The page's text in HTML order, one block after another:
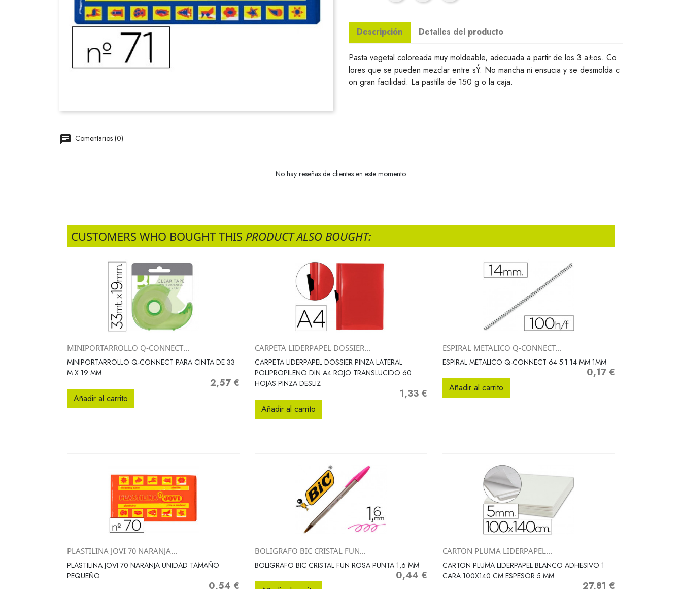
Descripción Detalles del producto
Pasta vegetal coloreada muy moldeable, adecuada a partir de los 3 a±os. Co
lores que se pueden mezclar entre sÝ. No mancha ni ensucia y se desmolda c
on gran facilidad. La pastilla de 150 g o la caja.
Comentarios (0)
No hay reseñas de clientes en este momento.
CUSTOMERS WHO BOUGHT THIS PRODUCT ALSO BOUGHT:
 Vista rápida
MINIPORTARROLLO Q-CONNECT...
MINIPORTARROLLO Q-CONNECT PARA CINTA DE 33
M X 19 MM
Precio
2,57 €
Añadir al carrito
Vista rápida
CARPETA LIDERPAPEL DOSSIER...
CARPETA LIDERPAPEL DOSSIER PINZA LATERAL
POLIPROPILENO DIN A4 ROJO TRANSLUCIDO 60
HOJAS PINZA DESLIZ
Precio
1,33 €
Añadir al carrito
 Vista rápida
ESPIRAL METALICO Q-CONNECT...
ESPIRAL METALICO Q-CONNECT 64 5:1 14 MM 1MM
Precio
0,17 €
Añadir al carrito
 Vista rápida
PLASTILINA JOVI 70 NARANJA...
PLASTILINA JOVI 70 NARANJA UNIDAD TAMAÑO
PEQUEÑO
Precio
0,54 €
Vista rápida
BOLIGRAFO BIC CRISTAL FUN...
BOLIGRAFO BIC CRISTAL FUN ROSA PUNTA 1,6 MM
Precio
0,44 €
Vista rápida
CARTON PLUMA LIDERPAPEL...
CARTON PLUMA LIDERPAPEL BLANCO ADHESIVO 1
CARA 100X140 CM ESPESOR 5 MM
Precio
27,81 €